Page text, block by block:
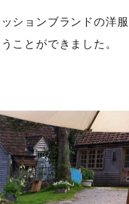
ションブランドの洋服
ことができました。